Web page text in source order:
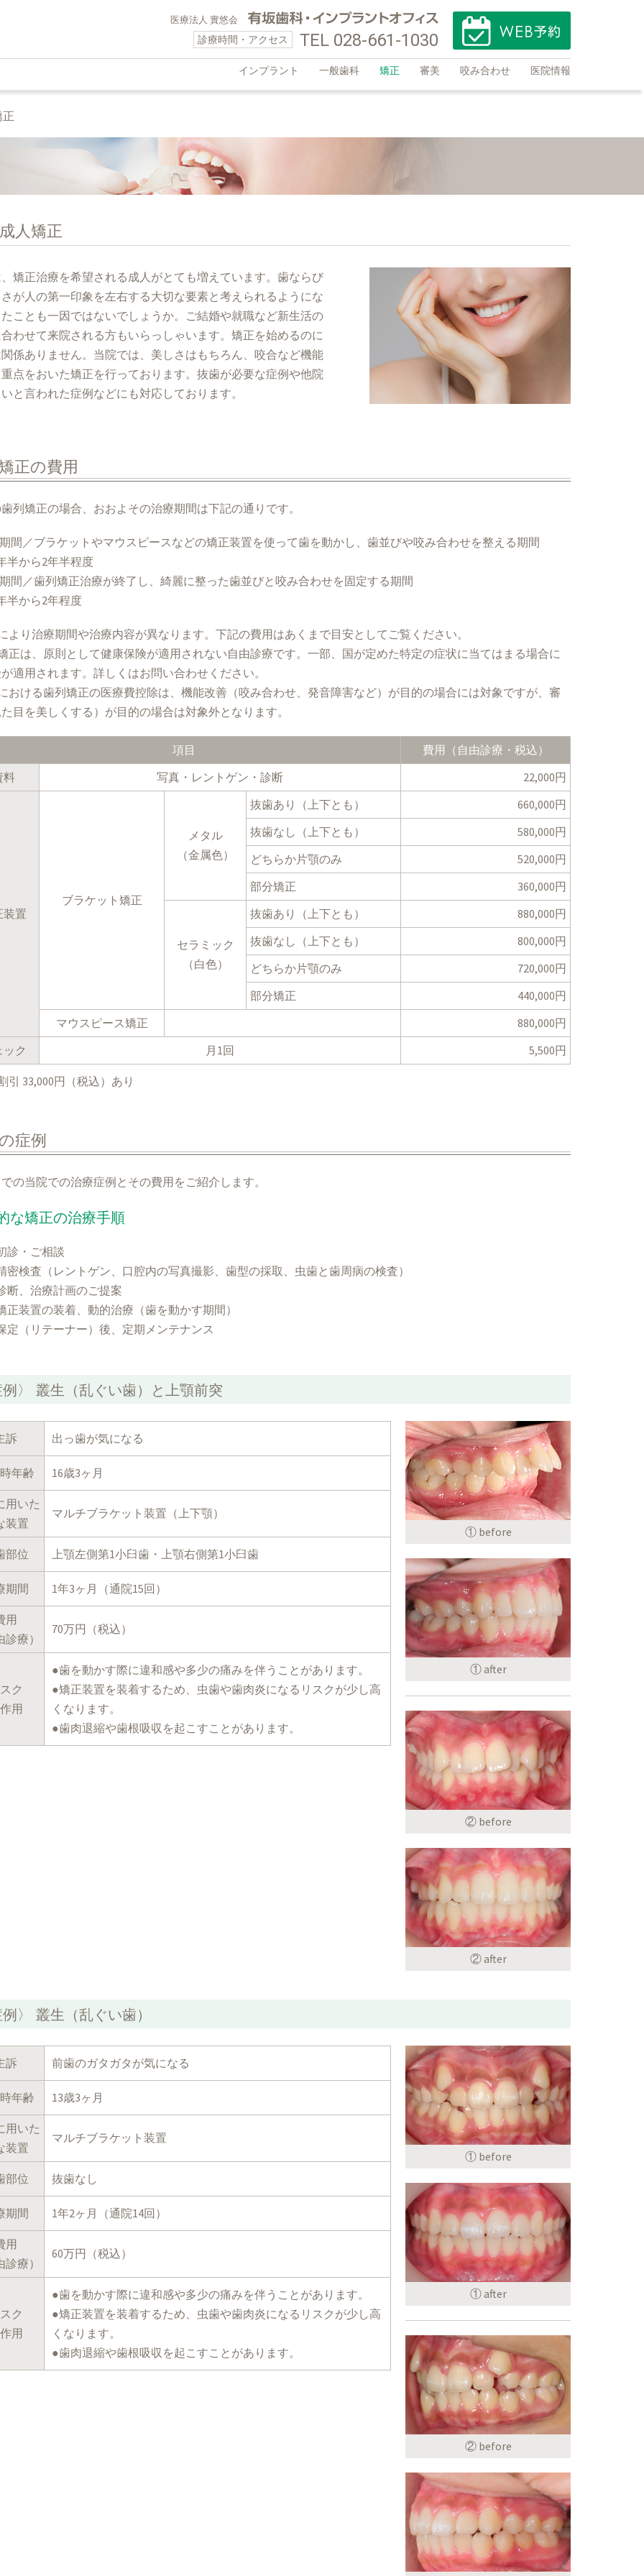
医療法人 實悠会
診療時間・アクセス TEL 028-661-1030
インプラント 一般歯科 矯正 審美 咬み合わせ 医院情報
正
成人矯正
矯正治療を希望される成人がとても増えています。歯ならび
が人の第一印象を左右する大切な要素と考えられるようにな
ことも一因ではないでしょうか。ご結婚や就職など新生活の
わせて来院される方もいらっしゃいます。矯正を始めるのに
係ありません。当院では、美しさはもちろん、咬合など機能
点をおいた矯正を行っております。抜歯が必要な症例や他院
と言われた症例などにも対応しております。
正の費用
列矯正の場合、おおよその治療期間は下記の通りです。
間／ブラケットやマウスピースなどの矯正装置を使って歯を動かし、歯並びや咬み合わせを整える期間
から2年半程度
間／歯列矯正治療が終了し、綺麗に整った歯並びと咬み合わせを固定する期間
から2年程度
より治療期間や治療内容が異なります。下記の費用はあくまで目安としてご覧ください。
正は、原則として健康保険が適用されない自由診療です。一部、国が定めた特定の症状に当てはまる場合に
適用されます。詳しくはお問い合わせください。
おける歯列矯正の医療費控除は、機能改善（咬み合わせ、発音障害など）が目的の場合には対象ですが、審
目を美しくする）が目的の場合は対象外となります。
項目
費用（自由診療・税込）
料
写真・レントゲン・診断 22,000円
装置
ブラケット矯正
メタル
（金属色）
抜歯あり（上下とも）
660,000円
抜歯なし（上下とも）
580,000円
どちらか片顎のみ
520,000円
部分矯正
360,000円
セラミック
（白色）
抜歯あり（上下とも）
880,000円
抜歯なし（上下とも）
800,000円
どちらか片顎のみ
720,000円
部分矯正
440,000円
マウスピース矯正
880,000円
ック
月1回 5,500円
引 33,000円（税込）あり
症例
の当院での治療症例とその費用をご紹介します。
な矯正の治療手順
診・ご相談
密検査（レントゲン、口腔内の写真撮影、歯型の採取、虫歯と歯周病の検査）
断、治療計画のご提案
正装置の装着、動的治療（歯を動かす期間）
定（リテーナー）後、定期メンテナンス
例〉 叢生（乱ぐい歯）と上顎前突
訴 出っ歯が気になる
年齢 16歳3ヶ月
用いた
装置
マルチブラケット装置（上下顎）
部位 上顎左側第1小臼歯・上顎右側第1小臼歯
期間 1年3ヶ月（通院15回）
用
診療）
70万円（税込）
ク
用
●歯を動かす際に違和感や多少の痛みを伴うことがあります。
●矯正装置を装着するため、虫歯や歯肉炎になるリスクが少し高
くなります。
●歯肉退縮や歯根吸収を起こすことがあります。
① before
① after
② before
② after
例〉 叢生（乱ぐい歯）
訴 前歯のガタガタが気になる
年齢 13歳3ヶ月
用いた
装置
マルチブラケット装置
部位 抜歯なし
期間 1年2ヶ月（通院14回）
用
診療）
60万円（税込）
ク
用
●歯を動かす際に違和感や多少の痛みを伴うことがあります。
●矯正装置を装着するため、虫歯や歯肉炎になるリスクが少し高
くなります。
●歯肉退縮や歯根吸収を起こすことがあります。
① before
① after
② before